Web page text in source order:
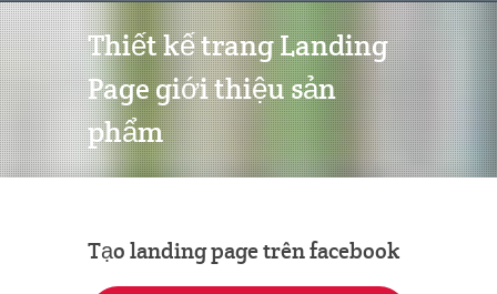
Thiết kế trang Landing
Page giới thiệu sản
phẩm
Tạo landing page trên facebook